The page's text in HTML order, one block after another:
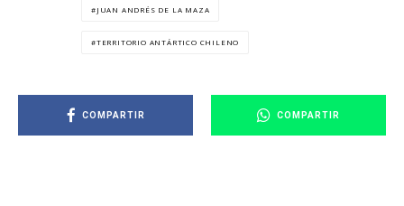
JUAN ANDRÉS DE LA MAZA
TERRITORIO ANTÁRTICO CHILENO
COMPARTIR COMPARTIR